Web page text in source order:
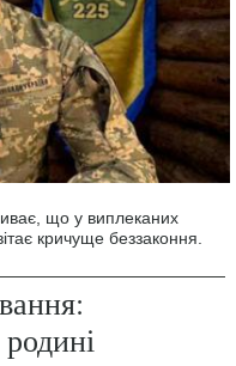
що у виплеканих
кричуще беззаконня.